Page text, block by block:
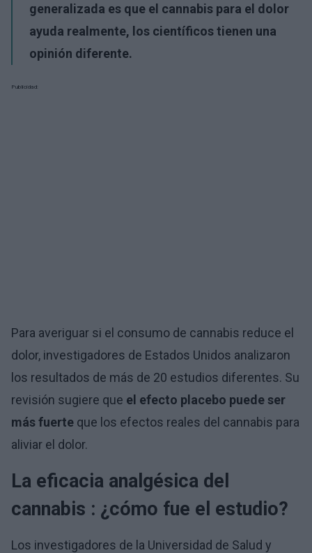
generalizada es que el cannabis para el dolor
ayuda realmente, los científicos tienen una
opinión diferente.
Publicidad:
Para averiguar si el consumo de cannabis reduce el
dolor, investigadores de Estados Unidos analizaron
los resultados de más de 20 estudios diferentes. Su
revisión sugiere que el efecto placebo puede ser
más fuerte que los efectos reales del cannabis para
aliviar el dolor.
La eficacia analgésica del
cannabis : ¿cómo fue el estudio?
Los investigadores de la Universidad de Salud y